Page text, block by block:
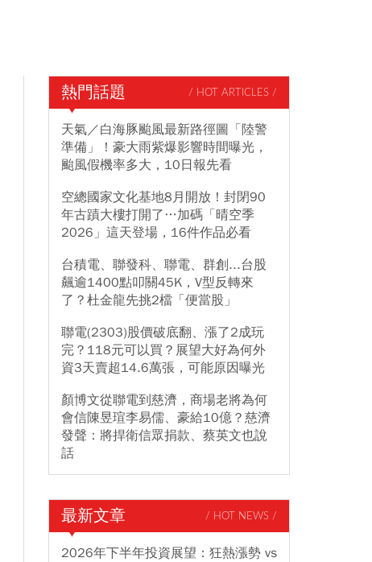
熱門話題 / HOT ARTICLES /
天氣／白海豚颱風最新路徑圖「陸警
準備」！豪大雨紫爆影響時間曝光，
颱風假機率多大，10日報先看
空總國家文化基地8月開放！封閉90
年古蹟大樓打開了…加碼「晴空季
2026」這天登場，16件作品必看
台積電、聯發科、聯電、群創...台股
飆逾1400點叩關45K，V型反轉來
了？杜金龍先挑2檔「便當股」
聯電(2303)股價破底翻、漲了2成玩
完？118元可以買？展望大好為何外
資3天賣超14.6萬張，可能原因曝光
顏博文從聯電到慈濟，商場老將為何
會信陳昱瑄李易儒、豪給10億？慈濟
發聲：將捍衛信眾捐款、蔡英文也說
話
最新文章 / HOT NEWS /
2026年下半年投資展望：狂熱漲勢 vs